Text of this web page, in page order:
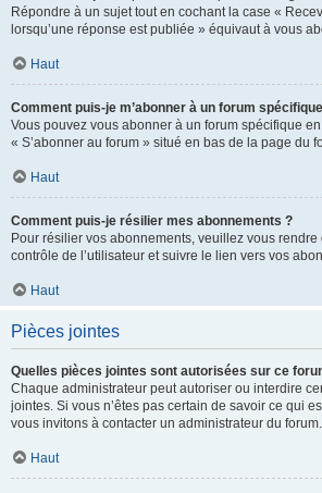
Répondre à un sujet tout en cochant la case «
lorsqu’une réponse est publiée » équivaut à vous
Haut
Comment puis-je m’abonner à un forum
Vous pouvez vous abonner à un forum spécifique
« S’abonner au forum » situé en bas de la page du
Haut
Comment puis-je résilier mes abonnements ?
Pour résilier vos abonnements, veuillez vous
contrôle de l’utilisateur et suivre le lien vers vos
Haut
Pièces jointes
Quelles pièces jointes sont autorisées sur ce
Chaque administrateur peut autoriser ou interdire
jointes. Si vous n’êtes pas certain de savoir ce qui
vous invitons à contacter un administrateur du forum.
Haut